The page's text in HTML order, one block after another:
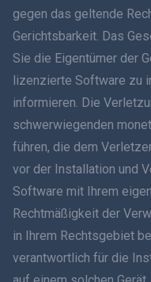
Dansk
हिंदी
עברית
Română
Ελληνικά
Tiếng Việt
gegen das geltende
Gerichtsbarkeit. Das
Sie die Eigentümer der
lizenzierte Software zu
informieren. Die
schwerwiegenden
führen, die dem
vor der Installation und
Software mit Ihrem
Rechtmäßigkeit der
in Ihrem Rechtsgebiet
verantwortlich für die